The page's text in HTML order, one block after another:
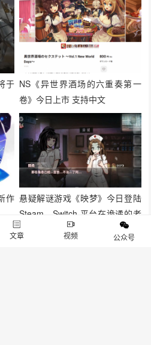
于 NS《异世界酒场的六重奏第一
卷》今日上市 支持中文
作 悬疑解谜游戏《映梦》今日登陆
Steam、Switch 平台在诡谲的老
旧医院中解开真相
文章 视频 公众号